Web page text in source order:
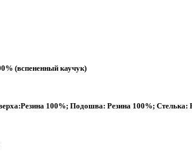
(вспененный каучук)
100%; Подошва: Резина 100%; Стелька: